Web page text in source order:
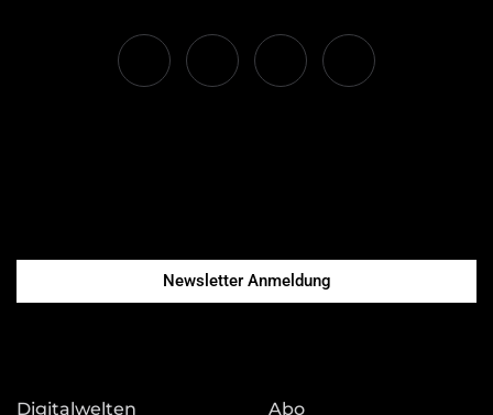
Newsletter Anmeldung
Digitalwelten
Abo